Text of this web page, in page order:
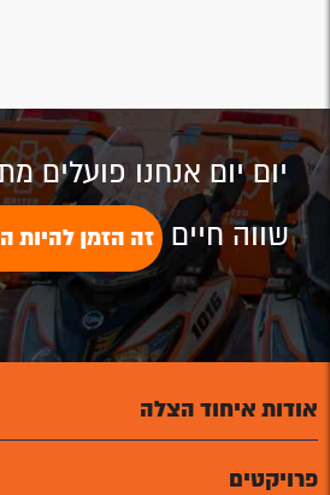
זה תלוי בך!
יום יום אנחנו פועלים
שווה חיים זה הזמן להיות
אודות איחוד הצלה
פרויקטים